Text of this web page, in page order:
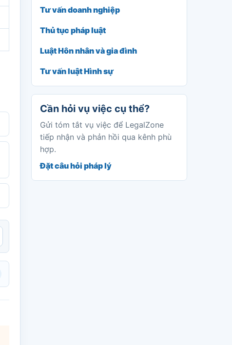
Tư vấn doanh nghiệp
Thủ tục pháp luật
Luật Hôn nhân và gia đình
Tư vấn luật Hình sự
Cần hỏi vụ việc cụ thể?
Gửi tóm tắt vụ việc để LegalZone
tiếp nhận và phản hồi qua kênh phù
hợp.
Đặt câu hỏi pháp lý